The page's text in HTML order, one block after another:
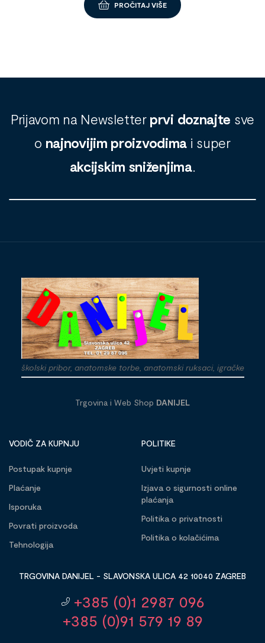
PROČITAJ VIŠE
Prijavom na Newsletter prvi doznajte sve
o najnovijim proizvodima i super
akcijskim sniženjima.
školski pribor, anatomske torbe, anatomski ruksaci, igračke
Trgovina i Web Shop DANIJEL
VODIČ ZA KUPNJU
Postupak kupnje
Plaćanje
Isporuka
Povrati proizvoda
Tehnologija
POLITIKE
Uvjeti kupnje
Izjava o sigurnosti online
plaćanja
Politika o privatnosti
Politika o kolačićima
TRGOVINA DANIJEL - SLAVONSKA ULICA 42 10040 ZAGREB
+385 (0)1 2987 096
+385 (0)91 579 19 89